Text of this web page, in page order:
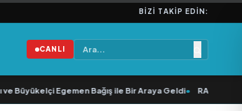
BIZI TAKIP EDIN:
CANLI
Egemen Bağış ile Bir Araya Geldi• RAVANO: